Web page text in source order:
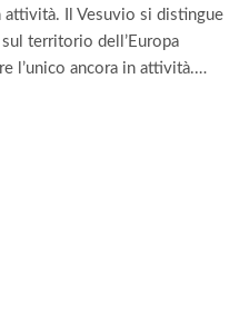
attività. Il Vesuvio si distingue
territorio dell’Europa
l’unico ancora in attività.…